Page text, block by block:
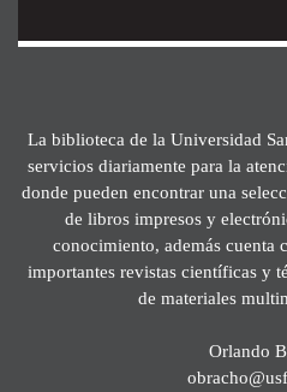
La biblioteca de la Universidad
servicios diariamente para la
donde pueden encontrar una
de libros impresos y
conocimiento, además cuenta
importantes revistas científicas y
de materiales
Orlando